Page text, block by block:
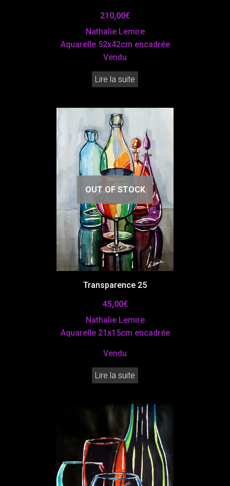
210,00€
Nathalie Lemire
Aquarelle 52x42cm encadrée
Vendu
Lire la suite
OUT OF STOCK
Transparence 25
45,00€
Nathalie Lemire
Aquarelle 21x15cm encadrée
Vendu
Lire la suite